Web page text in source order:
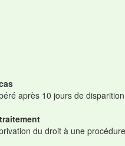
après 10 jours de
du droit à une